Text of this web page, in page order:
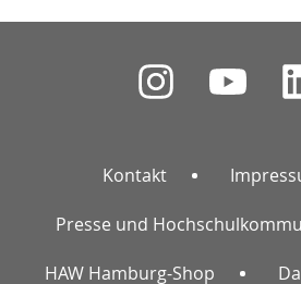
Kontakt
Presse und
HAW Hamburg-Shop